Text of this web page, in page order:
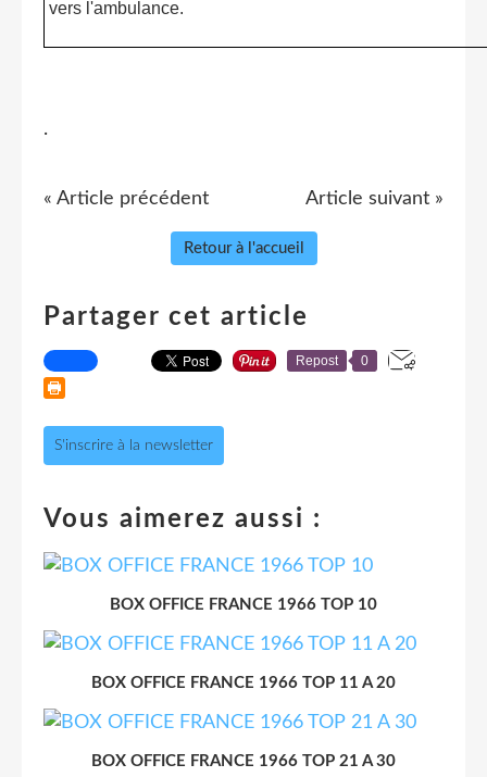
vers l'ambulance.
.
« Article précédent Article suivant »
Retour à l'accueil
Partager cet article
Repost 0
S'inscrire à la newsletter
Vous aimerez aussi :
BOX OFFICE FRANCE 1966 TOP 10
BOX OFFICE FRANCE 1966 TOP 11 A 20
BOX OFFICE FRANCE 1966 TOP 21 A 30